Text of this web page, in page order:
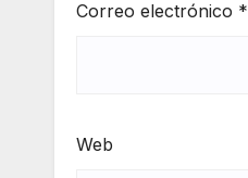
Correo electrónico *
Web